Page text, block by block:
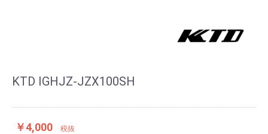
KTD IGHJZ-JZX100SH
￥4,000 税抜